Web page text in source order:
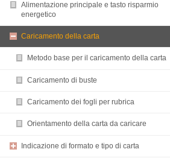
Alimentazione principale e tasto risparmio
energetico
Caricamento della carta
Metodo base per il caricamento della carta
Caricamento di buste
Caricamento dei fogli per rubrica
Orientamento della carta da caricare
Indicazione di formato e tipo di carta